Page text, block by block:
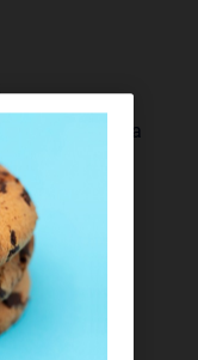
desde España a
el